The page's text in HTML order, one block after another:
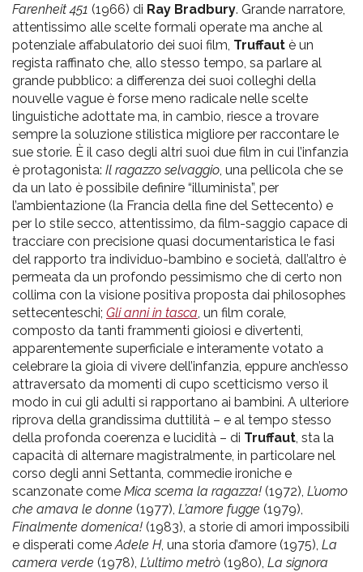
Farenheit 451 (1966) di Ray Bradbury. Grande narratore,
attentissimo alle scelte formali operate ma anche al
potenziale affabulatorio dei suoi film, Truffaut è un
regista raffinato che, allo stesso tempo, sa parlare al
grande pubblico: a differenza dei suoi colleghi della
nouvelle vague è forse meno radicale nelle scelte
linguistiche adottate ma, in cambio, riesce a trovare
sempre la soluzione stilistica migliore per raccontare le
sue storie. È il caso degli altri suoi due film in cui l’infanzia
è protagonista: Il ragazzo selvaggio, una pellicola che se
da un lato è possibile definire “illuminista”, per
l’ambientazione (la Francia della fine del Settecento) e
per lo stile secco, attentissimo, da film-saggio capace di
tracciare con precisione quasi documentaristica le fasi
del rapporto tra individuo-bambino e società, dall’altro è
permeata da un profondo pessimismo che di certo non
collima con la visione positiva proposta dai philosophes
settecenteschi; Gli anni in tasca, un film corale,
composto da tanti frammenti gioiosi e divertenti,
apparentemente superficiale e interamente votato a
celebrare la gioia di vivere dell’infanzia, eppure anch’esso
attraversato da momenti di cupo scetticismo verso il
modo in cui gli adulti si rapportano ai bambini. A ulteriore
riprova della grandissima duttilità – e al tempo stesso
della profonda coerenza e lucidità – di Truffaut, sta la
capacità di alternare magistralmente, in particolare nel
corso degli anni Settanta, commedie ironiche e
scanzonate come Mica scema la ragazza! (1972), L’uomo
che amava le donne (1977), L’amore fugge (1979),
Finalmente domenica! (1983), a storie di amori impossibili
e disperati comeAdele H, una storia d’amore (1975), La
camera verde (1978), L’ultimo metrò (1980), La signora